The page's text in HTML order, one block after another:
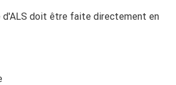
d'ALS doit être faite directement en